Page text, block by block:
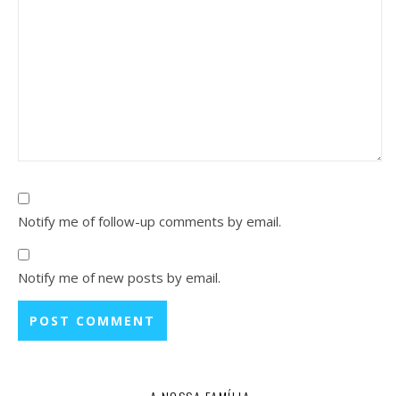
Notify me of follow-up comments by email.
Notify me of new posts by email.